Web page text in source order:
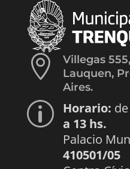

Villegas
Lauquen,
Aires.
p Horario:
a 13 hs.
Palacio
410501/05